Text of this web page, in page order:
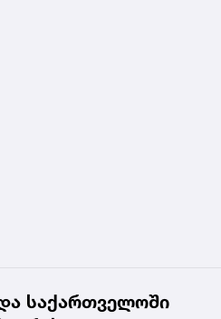
საქართველოში